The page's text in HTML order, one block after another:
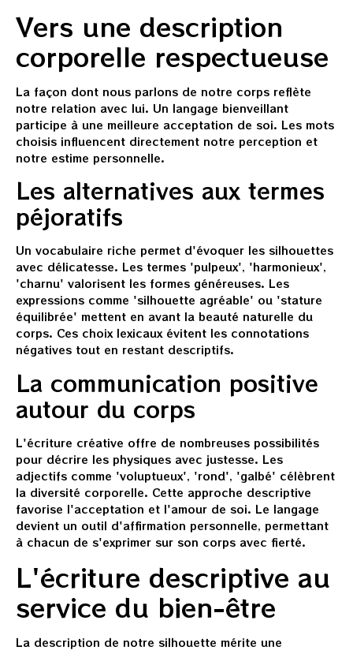
Vers une description
corporelle respectueuse
La façon dont nous parlons de notre corps reflète
notre relation avec lui. Un langage bienveillant
participe à une meilleure acceptation de soi. Les mots
choisis influencent directement notre perception et
notre estime personnelle.
Les alternatives aux termes
péjoratifs
Un vocabulaire riche permet d'évoquer les silhouettes
avec délicatesse. Les termes 'pulpeux', 'harmonieux',
'charnu' valorisent les formes généreuses. Les
expressions comme 'silhouette agréable' ou 'stature
équilibrée' mettent en avant la beauté naturelle du
corps. Ces choix lexicaux évitent les connotations
négatives tout en restant descriptifs.
La communication positive
autour du corps
L'écriture créative offre de nombreuses possibilités
pour décrire les physiques avec justesse. Les
adjectifs comme 'voluptueux', 'rond', 'galbé' célèbrent
la diversité corporelle. Cette approche descriptive
favorise l'acceptation et l'amour de soi. Le langage
devient un outil d'affirmation personnelle, permettant
à chacun de s'exprimer sur son corps avec fierté.
L'écriture descriptive au
service du bien-être
La description de notre silhouette mérite une